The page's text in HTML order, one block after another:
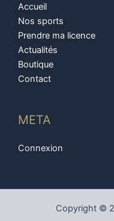
Accueil
Nos sports
Prendre ma licence
Actualités
Boutique
Contact
META
Connexion
Copyright ©